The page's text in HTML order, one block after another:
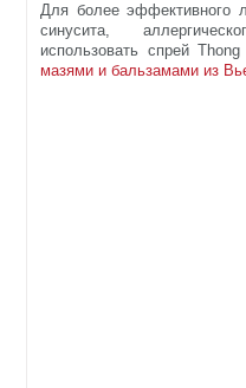
Для более эффективного
синусита,
использовать спрей
мазями и бальзамами из